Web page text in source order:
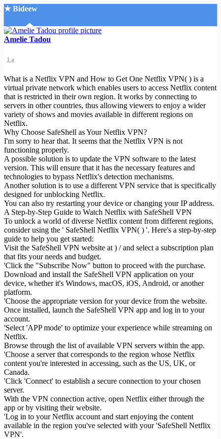
★ Bideew
Accueil
Recherche Avancée
Mon compte
Connexion
Créer un compte
Mode nuit
Amelie Tadou
1 a
What is a Netflix VPN and How to Get One Netflix VPN( ) is a
virtual private network which enables users to access Netflix content
that is restricted in their own region. It works by connecting to
servers in other countries, thus allowing viewers to enjoy a wider
variety of shows and movies available in different regions on
Netflix.
Why Choose SafeShell as Your Netflix VPN?
I'm sorry to hear that. It seems that the Netflix VPN is not
functioning properly.
A possible solution is to update the VPN software to the latest
version. This will ensure that it has the necessary features and
technologies to bypass Netflix's detection mechanisms.
Another solution is to use a different VPN service that is specifically
designed for unblocking Netflix.
You can also try restarting your device or changing your IP address.
A Step-by-Step Guide to Watch Netflix with SafeShell VPN
To unlock a world of diverse Netflix content from different regions,
consider using the ' SafeShell Netflix VPN( ) '. Here's a step-by-step
guide to help you get started:
Visit the SafeShell VPN website at ) / and select a subscription plan
that fits your needs and budget.
'Click the "Subscribe Now" button to proceed with the purchase.
Download and install the SafeShell VPN application on your
device, whether it's Windows, macOS, iOS, Android, or another
platform.
'Choose the appropriate version for your device from the website.
Once installed, launch the SafeShell VPN app and log in to your
account.
'Select 'APP mode' to optimize your experience while streaming on
Netflix.
Browse through the list of available VPN servers within the app.
'Choose a server that corresponds to the region whose Netflix
content you're interested in accessing, such as the US, UK, or
Canada.
'Click 'Connect' to establish a secure connection to your chosen
server.
With the VPN connection active, open Netflix either through the
app or by visiting their website.
'Log in to your Netflix account and start enjoying the content
available in the region you've selected with your 'SafeShell Netflix
VPN'.